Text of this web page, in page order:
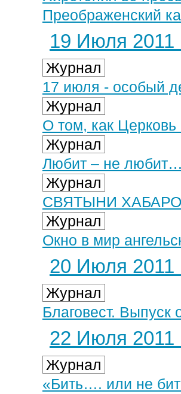
Преображенский
19 Июля 2011
Журнал
17 июля - особый
Журнал
О том, как
Журнал
Любит – не
Журнал
СВЯТЫНИ
Журнал
Окно в мир
20 Июля 2011
Журнал
Благовест. Выпуск
22 Июля 2011
Журнал
«Бить…. или не